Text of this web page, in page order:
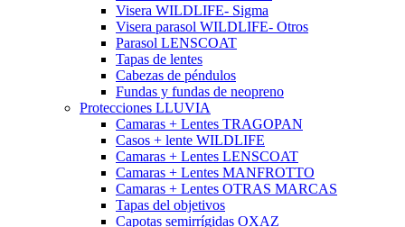
Visera WILDLIFE- Sigma
Visera parasol WILDLIFE- Otros
Parasol LENSCOAT
Tapas de lentes
Cabezas de péndulos
Fundas y fundas de neopreno
Protecciones LLUVIA
Camaras + Lentes TRAGOPAN
Casos + lente WILDLIFE
Camaras + Lentes LENSCOAT
Camaras + Lentes MANFROTTO
Camaras + Lentes OTRAS MARCAS
Tapas del objetivos
Capotas semirrígidas OXAZ